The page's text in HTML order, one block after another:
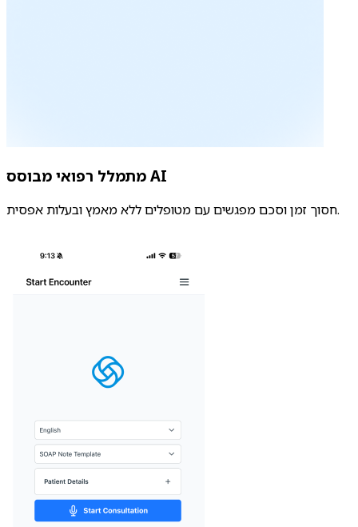
מתמלל רפואי מבוסס AI
חסוך זמן וסכם מפגשים עם מטופלים ללא מאמץ ובעלות אפסית.